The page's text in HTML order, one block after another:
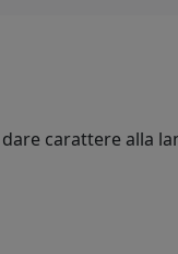
carattere alla